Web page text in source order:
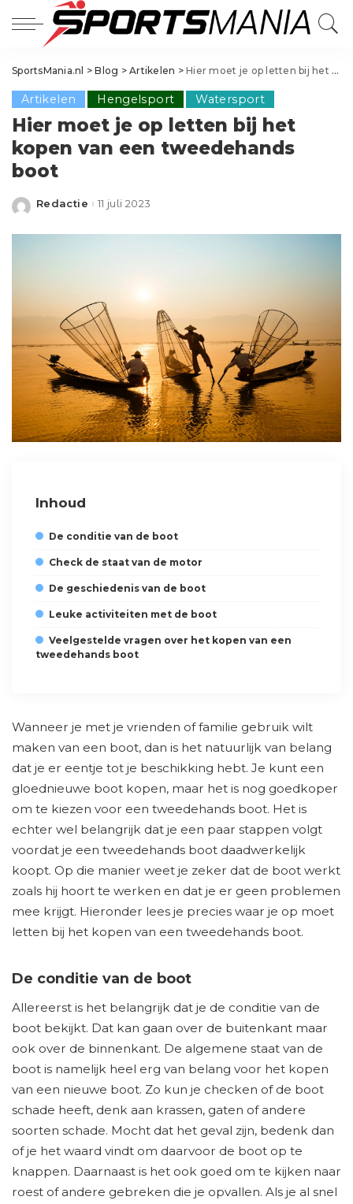
SportsMania.nl >Blog >Artikelen >Hier moet je op letten bij het kopen van een tweedehands boot
Artikelen Hengelsport Watersport
Hier moet je op letten bij het
kopen van een tweedehands
boot
Posted
Redactie 11 juli 2023
Inhoud
De conditie van de boot
Check de staat van de motor
De geschiedenis van de boot
Leuke activiteiten met de boot
Veelgestelde vragen over het kopen van een
tweedehands boot
Wanneer je met je vrienden of familie gebruik wilt
maken van een boot, dan is het natuurlijk van belang
dat je er eentje tot je beschikking hebt. Je kunt een
gloednieuwe boot kopen, maar het is nog goedkoper
om te kiezen voor een tweedehands boot. Het is
echter wel belangrijk dat je een paar stappen volgt
voordat je een tweedehands boot daadwerkelijk
koopt. Op die manier weet je zeker dat de boot werkt
zoals hij hoort te werken en dat je er geen problemen
mee krijgt. Hieronder lees je precies waar je op moet
letten bij het kopen van een tweedehands boot.
De conditie van de boot
Allereerst is het belangrijk dat je de conditie van de
boot bekijkt. Dat kan gaan over de buitenkant maar
ook over de binnenkant. De algemene staat van de
boot is namelijk heel erg van belang voor het kopen
van een nieuwe boot. Zo kun je checken of de boot
schade heeft, denk aan krassen, gaten of andere
soorten schade. Mocht dat het geval zijn, bedenk dan
of je het waard vindt om daarvoor de boot op te
knappen. Daarnaast is het ook goed om te kijken naar
roest of andere gebreken die je opvallen. Als je al snel